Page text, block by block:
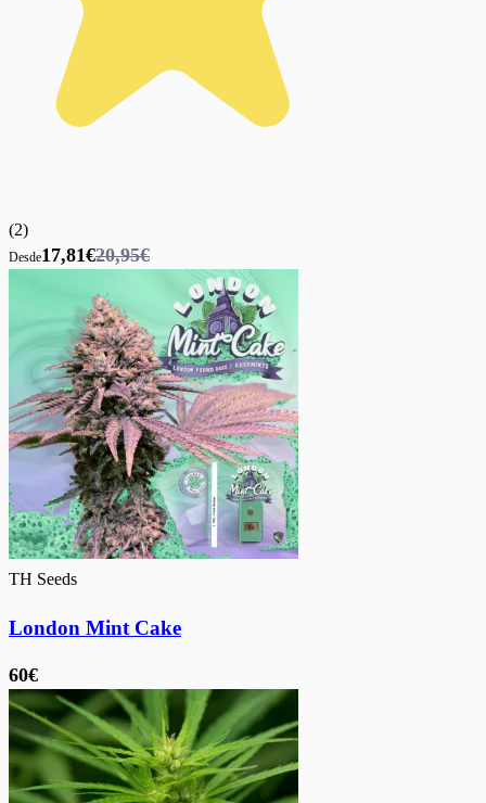
(2)
Desde17,81€20,95€
TH Seeds
London Mint Cake
60€